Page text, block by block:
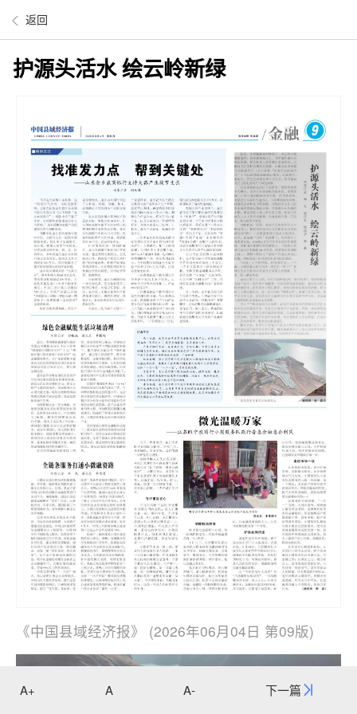
返回
护源头活水 绘云岭新绿
《中国县域经济报》 (2026年06月04日 第09版)
A+ A A- 下一篇